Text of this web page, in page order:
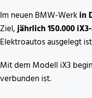
Im neuen BMW-Werkin
Ziel,jährlich 150.000
Elektroautos ausgelegt
Mit dem Modell iX3
verbunden ist.